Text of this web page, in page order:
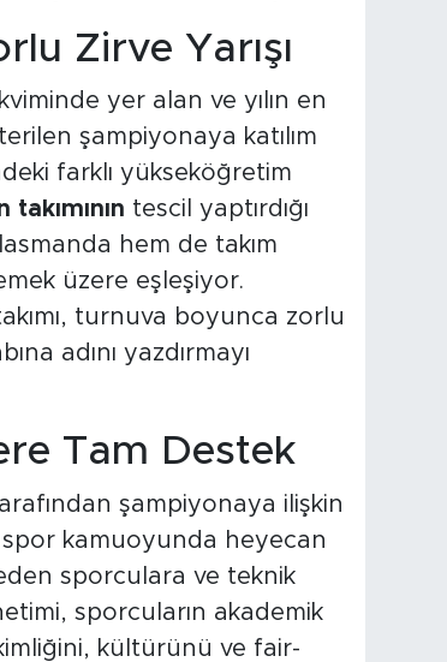
Zirve Yarışı
yer alan ve yılın en
şampiyonaya katılım
farklı yükseköğretim
tescil yaptırdığı
hem de takım
üzere eşleşiyor.
turnuva boyunca zorlu
adını yazdırmayı
Tam Destek
şampiyonaya ilişkin
spor kamuoyunda heyecan
sporculara ve teknik
sporcuların akademik
kimliğini, kültürünü ve fair-